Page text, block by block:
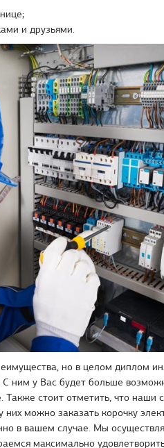
и друзьями.
но в целом диплом
ним у Вас будет больше
Также стоит отметить, что наши
можно заказать корочку
в вашем случае. Мы
максимально